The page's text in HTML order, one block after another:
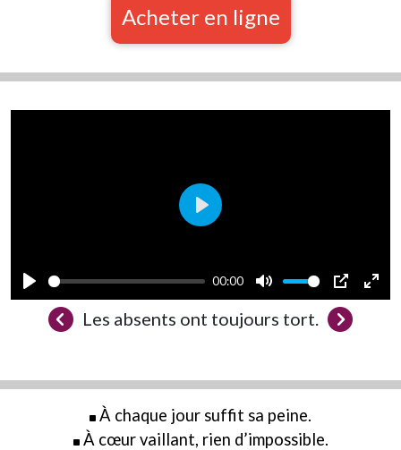
Acheter en ligne
Play
00:00
Mute PIP
Play
Les absents ont toujours tort.
À chaque jour suffit sa peine.
À cœur vaillant, rien d’impossible.